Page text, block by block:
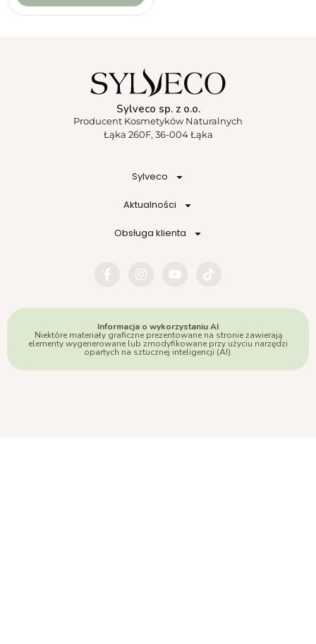
Sylveco sp. z o.o.
Producent Kosmetyków Naturalnych
Łąka 260F, 36-004 Łąka
Sylveco
Aktualności
Obsługa klienta
Informacja o wykorzystaniu AI
Niektóre materiały graficzne prezentowane na stronie zawierają
elementy wygenerowane lub zmodyfikowane przy użyciu narzędzi
opartych na sztucznej inteligencji (AI).